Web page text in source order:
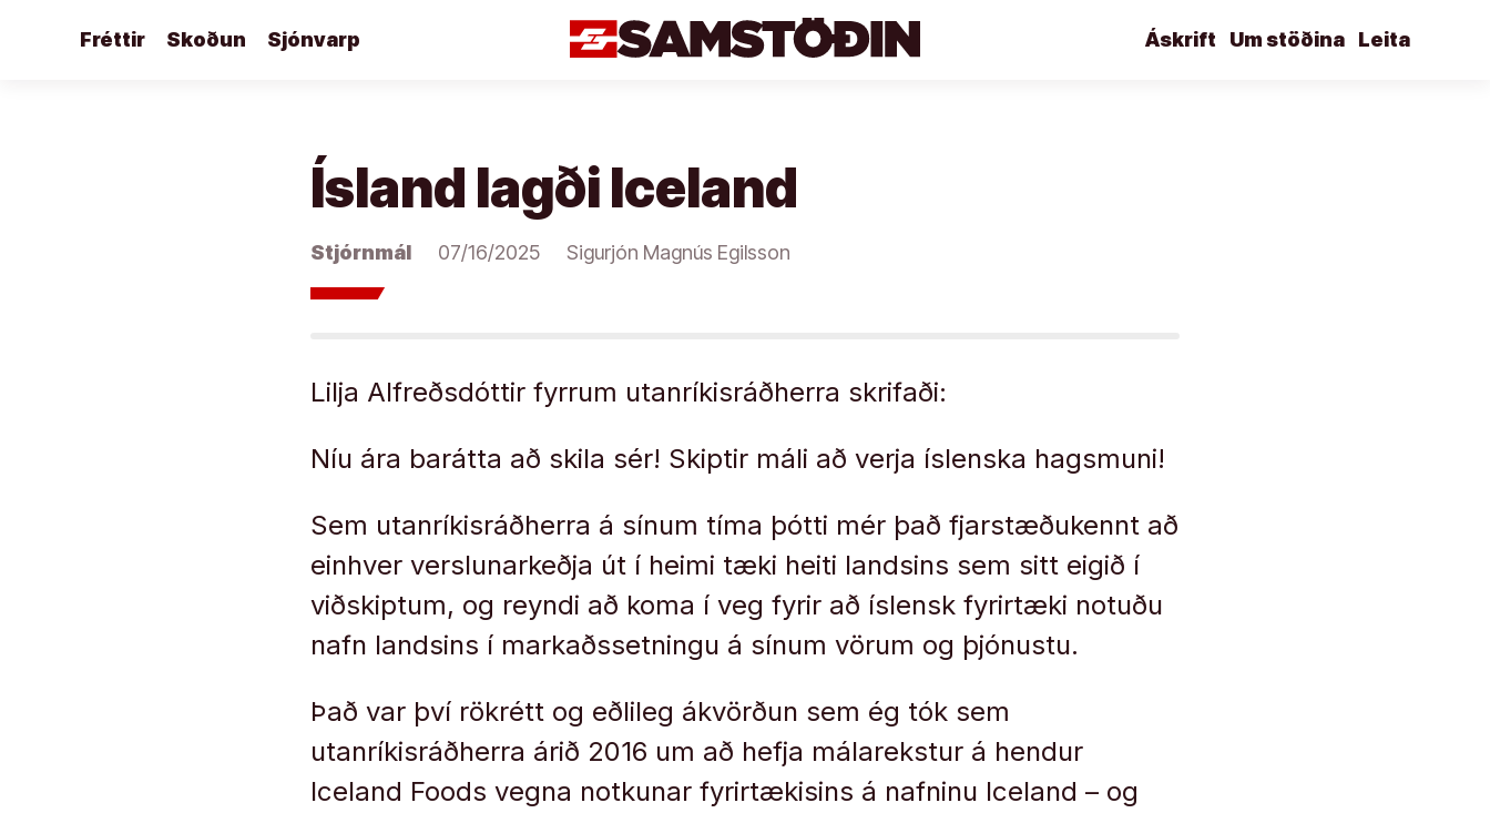
Fréttir Skoðun Sjónvarp Leita
Um stöðina
Áskrift
Ísland lagði Iceland
Stjórnmál 07/16/2025 Sigurjón Magnús Egilsson
Lilja Alfreðsdóttir fyrrum utanríkisráðherra skrifaði:
Níu ára barátta að skila sér! Skiptir máli að verja íslenska hagsmuni!
Sem utanríkisráðherra á sínum tíma þótti mér það fjarstæðukennt að
einhver verslunarkeðja út í heimi tæki heiti landsins sem sitt eigið í
viðskiptum, og reyndi að koma í veg fyrir að íslensk fyrirtæki notuðu
nafn landsins í markaðssetningu á sínum vörum og þjónustu.
Það var því rökrétt og eðlileg ákvörðun sem ég tók sem
utanríkisráðherra árið 2016 um að hefja málarekstur á hendur
Iceland Foods vegna notkunar fyrirtækisins á nafninu Iceland – og